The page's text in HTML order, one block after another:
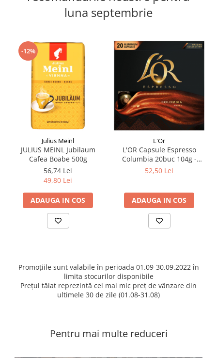
luna septembrie
-12%
Julius Meinl
JULIUS MEINL Jubilaum
Cafea Boabe 500g
56,74 Lei
49,80 Lei
ADAUGA IN COS
L'Or
L'OR Capsule Espresso
Columbia 20buc 104g -
Compatibile Nespresso
52,50 Lei
ADAUGA IN COS
Promoțiile sunt valabile în perioada 01.09-30.09.2022 în
limita stocurilor disponibile
Prețul tăiat reprezintă cel mai mic preț de vânzare din
ultimele 30 de zile (01.08-31.08)
Pentru mai multe reduceri